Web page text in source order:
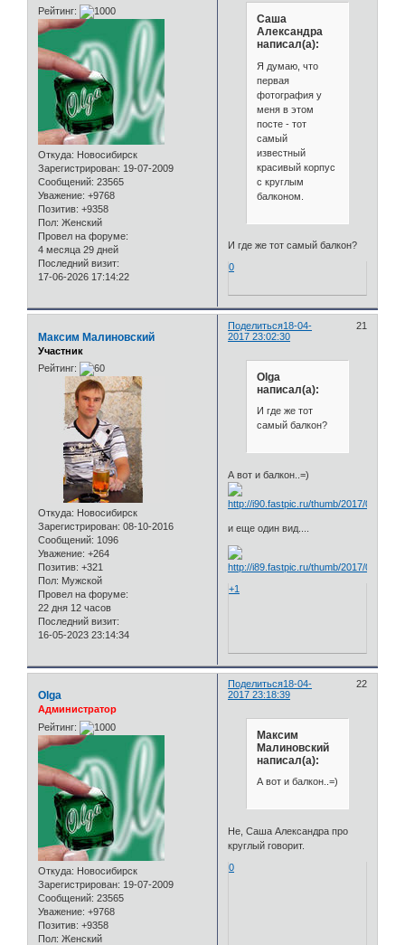
Рейтинг:
Откуда: Новосибирск
Зарегистрирован: 19-07-2009
Сообщений: 23565
Уважение: +9768
Позитив: +9358
Пол: Женский
Провел на форуме:
4 месяца 29 дней
Последний визит:
17-06-2026 17:14:22
Саша
Александра
написал(а):
Я думаю, что
первая
фотография у
меня в этом
посте - тот
самый
известный
красивый корпус
с круглым
балконом.
И где же тот самый балкон?
0
Поделиться 21
18-04-
2017 23:02:30
Максим Малиновский
Участник
Рейтинг:
Откуда: Новосибирск
Зарегистрирован: 08-10-2016
Сообщений: 1096
Уважение: +264
Позитив: +321
Пол: Мужской
Провел на форуме:
22 дня 12 часов
Последний визит:
16-05-2023 23:14:34
Olga
написал(а):
И где же тот
самый балкон?
А вот и балкон..=)
и еще один вид....
+1
Поделиться 22
18-04-
2017 23:18:39
Olga
Администратор
Рейтинг:
Откуда: Новосибирск
Зарегистрирован: 19-07-2009
Сообщений: 23565
Уважение: +9768
Позитив: +9358
Пол: Женский
Максим
Малиновский
написал(а):
А вот и балкон..=)
Не, Саша Александра про
круглый говорит.
0